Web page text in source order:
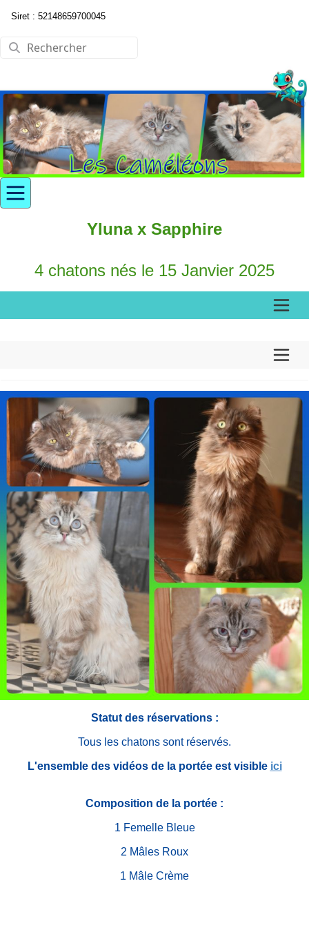
Siret : 52148659700045
Yluna x Sapphire
4 chatons nés le 15 Janvier 2025
Statut des réservations :
Tous les chatons sont réservés.
L'ensemble des vidéos de la portée est visible ici
Composition de la portée :
1 Femelle Bleue
2 Mâles Roux
1 Mâle Crème